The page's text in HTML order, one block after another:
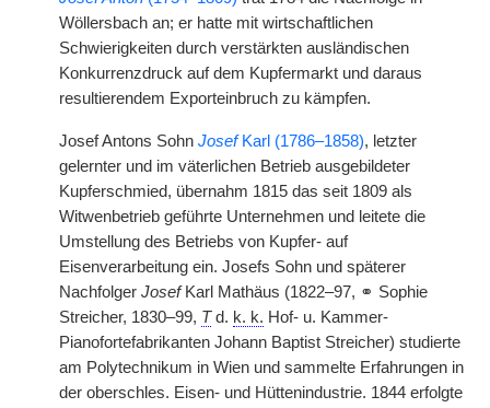
Wöllersbach an; er hatte mit wirtschaftlichen
Schwierigkeiten durch verstärkten ausländischen
Konkurrenzdruck auf dem Kupfermarkt und daraus
resultierendem Exporteinbruch zu kämpfen.
Josef Antons Sohn JosefKarl (1786–1858), letzter
gelernter und im väterlichen Betrieb ausgebildeter
Kupferschmied, übernahm 1815 das seit 1809 als
Witwenbetrieb geführte Unternehmen und leitete die
Umstellung des Betriebs von Kupfer- auf
Eisenverarbeitung ein. Josefs Sohn und späterer
Nachfolger JosefKarl Mathäus (1822–97, ⚭ Sophie
Streicher, 1830–99, Td. k. k. Hof- u. Kammer-
Pianofortefabrikanten Johann Baptist Streicher) studierte
am Polytechnikum in Wien und sammelte Erfahrungen in
der oberschles. Eisen- und Hüttenindustrie. 1844 erfolgte